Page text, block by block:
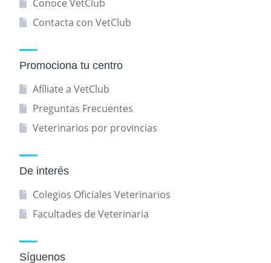
Conoce VetClub
Contacta con VetClub
Promociona tu centro
Afíliate a VetClub
Preguntas Frecuentes
Veterinarios por provincias
De interés
Colegios Oficiales Veterinarios
Facultades de Veterinaria
Síguenos